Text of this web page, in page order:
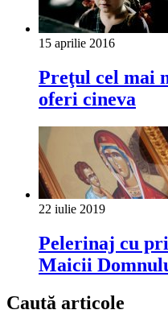
15 aprilie 2016
Preţul cel mai
oferi cineva
22 iulie 2019
Pelerinaj cu
Maicii
Caută articole